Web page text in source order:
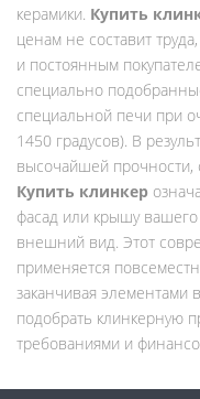
керамики. Купить
ценам не составит
и постоянным
специально
специальной печи при
1450 градусов). В
высочайшей прочности,
Купить клинкер
фасад или крышу
внешний вид. Этот
применяется
заканчивая
подобрать клинкерную
требованиями и